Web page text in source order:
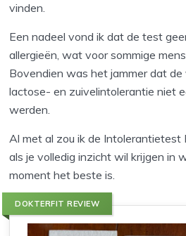
vinden.
Een nadeel vond ik dat de test
allergieën, wat voor sommige
Bovendien was het jammer dat de
lactose- en zuivelintolerantie niet
werden.
Al met al zou ik de Intolerantietest
als je volledig inzicht wil krijgen in
moment het beste is.
DOKTERFIT REVIEW